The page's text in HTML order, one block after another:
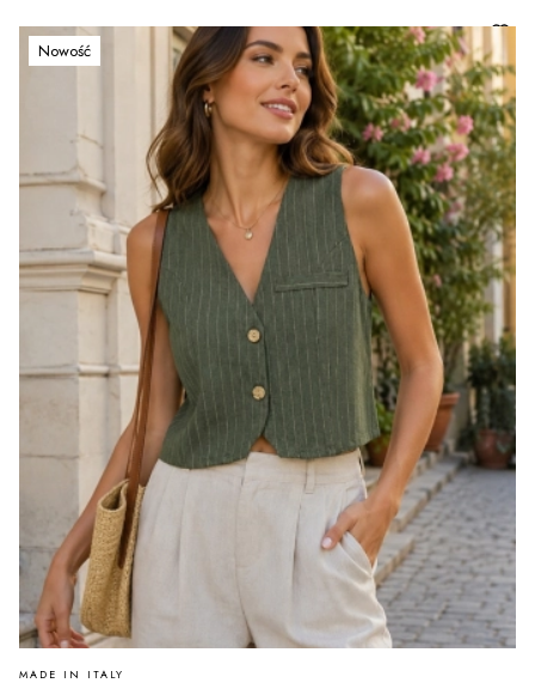
Nowość
PRODUCENT
MADE IN ITALY